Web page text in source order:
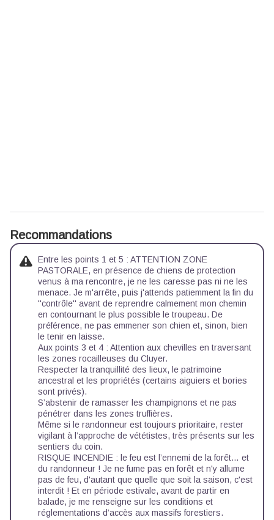
Recommandations
Entre les points 1 et 5 : ATTENTION ZONE
PASTORALE, en présence de chiens de protection
venus à ma rencontre, je ne les caresse pas ni ne les
menace. Je m'arrête, puis j'attends patiemment la fin du
''contrôle'' avant de reprendre calmement mon chemin
en contournant le plus possible le troupeau. De
préférence, ne pas emmener son chien et, sinon, bien
le tenir en laisse.
Aux points 3 et 4 : Attention aux chevilles en traversant
les zones rocailleuses du Cluyer.
Respecter la tranquillité des lieux, le patrimoine
ancestral et les propriétés (certains aiguiers et bories
sont privés).
S’abstenir de ramasser les champignons et ne pas
pénétrer dans les zones truffières.
Même si le randonneur est toujours prioritaire, rester
vigilant à l’approche de vététistes, très présents sur les
sentiers du coin.
RISQUE INCENDIE : le feu est l’ennemi de la forêt… et
du randonneur ! Je ne fume pas en forêt et n'y allume
pas de feu, d'autant que quelle que soit la saison, c'est
interdit ! Et en période estivale, avant de partir en
balade, je me renseigne sur les conditions et
réglementations d’accès aux massifs forestiers.